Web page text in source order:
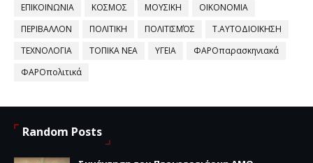
ΕΠΙΚΟΙΝΩΝΙΑ
ΚΟΣΜΟΣ ΜΟΥΣΙΚΗ
ΟΙΚΟΝΟΜΙΑ
ΠΕΡΙΒΑΛΛΟΝ
ΠΟΛΙΤΙΚΗ ΠΟΛΙΤΙΣΜΌΣ
Τ.ΑΥΤΟΔΙΟΙΚΗΣΗ
ΤΕΧΝΟΛΟΓΙΑ
ΤΟΠΙΚΑ ΝΕΑ ΥΓΕΙΑ
ΦΑΡΟπαρασκηνιακά
ΦΑΡΟπολιτικά
Random Posts